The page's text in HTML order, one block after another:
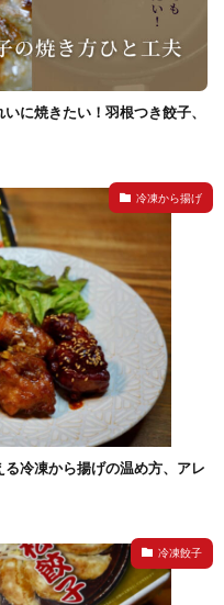
に焼きたい！羽根つき餃子、
冷凍から揚げ
冷凍から揚げの温め方、アレ
冷凍餃子